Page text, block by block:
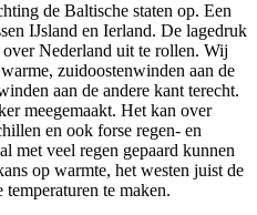
de Baltische staten op. Een
IJsland en Ierland. De lagedruk
Nederland uit te rollen. Wij
zuidoostenwinden aan de
aan de andere kant terecht.
meegemaakt. Het kan over
en ook forse regen- en
met veel regen gepaard kunnen
op warmte, het westen juist de
te maken.